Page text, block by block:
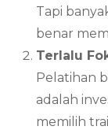
Tapi
benar
Terlalu
Pelatihan
adalah
memilih